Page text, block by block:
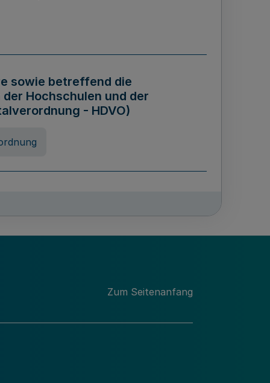
sowie betreffend die
Hochschulen und der
- HDVO)
des Landes Nordrhein-
Zum Seitenanfang